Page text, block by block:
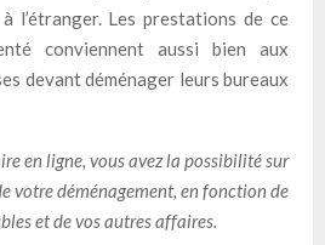
l’étranger. Les prestations de ce
conviennent aussi bien aux
devant déménager leurs bureaux
en ligne, vous avez la possibilité sur
votre déménagement, en fonction de
et de vos autres affaires.